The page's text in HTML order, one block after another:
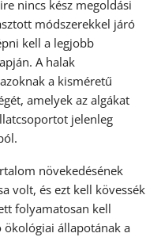
nincs kész megoldási
módszerekkel járó
kell a legjobb
A halak
a kisméretű
amelyek az algákat
jelenleg
növekedésének
volt, és ezt kell kövessék
folyamatosan kell
ökológiai állapotának a